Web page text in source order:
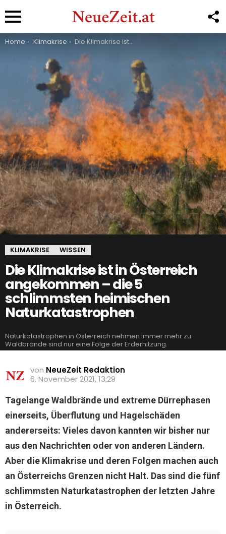
You are here:
Home Klimakrise Die Klimakrise ist in Österreich angekommen – die 5 schlimmsten heimischen Naturkatastrophen
KLIMAKRISE WISSEN
Die Klimakrise ist in Österreich
angekommen – die 5
schlimmsten heimischen
Naturkatastrophen
Naturkatastrophen in Österreich nehmen immer mehr zu.
Waldbrände sind nur eine Folge der Erderhitzung.
von NeueZeit Redaktion
6. November 2021, 13:29
Tagelange Waldbrände und extreme Dürrephasen
einerseits, Überflutung und Hagelschäden
andererseits: Vieles davon kannten wir bisher nur
aus den Nachrichten oder von anderen Ländern.
Aber die Klimakrise und deren Folgen machen auch
an Österreichs Grenzen nicht Halt. Das sind die fünf
schlimmsten Naturkatastrophen der letzten Jahre
in Österreich.